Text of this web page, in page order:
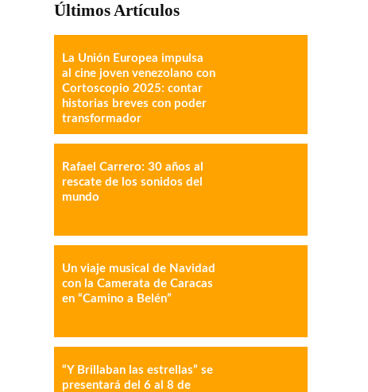
Últimos Artículos
La Unión Europea impulsa
al cine joven venezolano con
Cortoscopio 2025: contar
historias breves con poder
transformador
Rafael Carrero: 30 años al
rescate de los sonidos del
mundo
Un viaje musical de Navidad
con la Camerata de Caracas
en “Camino a Belén”
“Y Brillaban las estrellas” se
presentará del 6 al 8 de